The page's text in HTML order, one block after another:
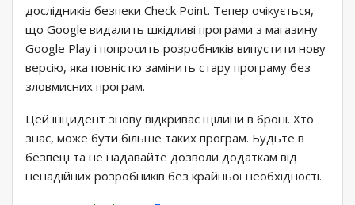
дослідників безпеки Check Point. Тепер очікується,
що Google видалить шкідливі програми з магазину
Google Play і попросить розробників випустити нову
версію, яка повністю замінить стару програму без
зловмисних програм.
Цей інцидент знову відкриває щілини в броні. Хто
знає, може бути більше таких програм. Будьте в
безпеці та не надавайте дозволи додаткам від
ненадійних розробників без крайньої необхідності.